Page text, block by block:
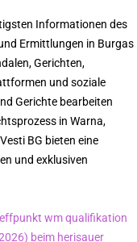
Informationen des
Ermittlungen in Burgas
Gerichten,
und soziale
Gerichte bearbeiten
in Warna,
BG bieten eine
und exklusiven